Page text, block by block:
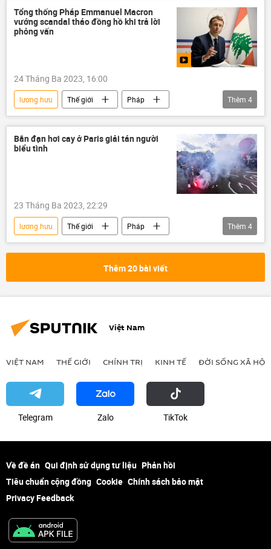
bị thương
cảnh sát
Tổng thống Pháp Emmanuel Macron
vướng scandal tháo đồng hồ khi trả lời
phỏng vấn
24 Tháng Ba 2023, 16:00
lương hưu Thế giới
Pháp
Emmanuel Macron
scandal
cuộc biểu tình
Chính sách
Thêm 4
Bắn đạn hơi cay ở Paris giải tán người
biểu tình
23 Tháng Ba 2023, 22:29
lương hưu Thế giới
Pháp
Paris
cuộc biểu tình
xung đột
Thêm 4
Thêm 20 bài viết
Việt Nam
VIỆT NAM THẾ GIỚI CHÍNH TRỊ KINH TẾ ĐỜI SỐNG XÃ HỘI
Telegram Zalo ТikТоk
Về đề án Qui định sử dụng tư liệu Phản hồi
Tiêu chuẩn cộng đồng Cookie Chính sách bảo mật
Privacy Feedback